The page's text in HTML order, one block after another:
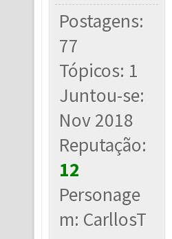
Postagens:
77
Tópicos: 1
Juntou-se:
Nov 2018
Reputação:
12
Personage
m: CarllosT